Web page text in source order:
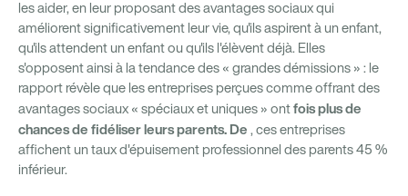
les aider, en leur proposant des avantages sociaux qui
améliorent significativement leur vie, qu'ils aspirent à un enfant,
qu'ils attendent un enfant ou qu'ils l'élèvent déjà. Elles
s'opposent ainsi à la tendance des « grandes démissions » : le
rapport révèle que les entreprises perçues comme offrant des
avantages sociaux « spéciaux et uniques » ontfois plus de
chances de fidéliser leurs parents. De , ces entreprises
affichent un taux d'épuisement professionnel des parents 45 %
inférieur.